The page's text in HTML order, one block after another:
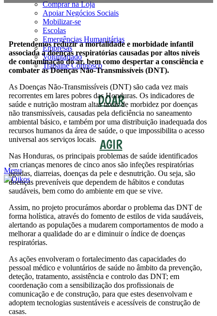
Comprar na Loja
Apoiar Negócios Sociais
Mobilizar-se
Escolas
Emergências Humanitárias
Empresas
Voluntariado
Trabalhe Connosco
DOAR
AGIR
Menu
Pretendemos reduzir a mortalidade e morbidade infantil
associada a doenças respiratórias causadas por altos níveis
de contaminação do ar, bem como despertar a consciência e
combater as Doenças Não-Transmissíveis (DNT).
As Doenças Não-Transmissíveis (DNT) são cada vez mais
recorrentes em lares pobres das Honduras. Os indicadores de
saúde e nutrição mostram altas taxas de morbidez por doenças
não transmissíveis, causadas pela deficiência no saneamento
ambiental básico, e também por uma distribuição inadequada dos
recursos humanos da área de saúde, o que impossibilita o acesso
universal aos serviços locais.
Nas Honduras, os principais problemas de saúde identificados
em crianças menores de cinco anos são infeções respiratórias
agudas, diarreias, doenças da pele e desnutrição. Ou seja, são
doenças preveníveis que dependem de hábitos e condutas
saudáveis, bem como do ambiente em que se vive.
Assim, no projeto procurámos abordar o problema das DNT de
forma holística, através do fomento de estilos de vida saudáveis,
alertando as populações a mudarem comportamentos de modo a
melhorar a qualidade do ar e diminuir o índice de doenças
respiratórias.
As ações envolveram o fortalecimento das capacidades do
pessoal médico e voluntários de saúde no âmbito da prevenção,
deteção, tratamento, assistência e controlo das DNT; em
coordenação com a sensibilização dos profissionais de
comunicação e de construção, para que estes desenvolvam e
adoptem tecnologias sustentáveis e acessíveis de construção de
casas.